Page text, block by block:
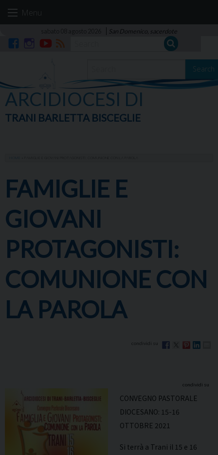
Menu
San Domenico, sacerdote
Search
ARCIDIOCESI DI
TRANI BARLETTA BISCEGLIE
FAMIGLIE E
GIOVANI
PROTAGONISTI:
COMUNIONE CON
LA PAROLA
CONVEGNO PASTORALE
DIOCESANO: 15-16
OTTOBRE 2021
Si terrà a Trani il 15 e 16